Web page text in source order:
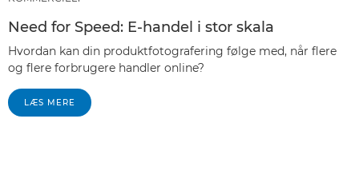
Need for Speed: E-handel i stor skala
Hvordan kan din produktfotografering følge med, når flere
og flere forbrugere handler online?
LÆS MERE